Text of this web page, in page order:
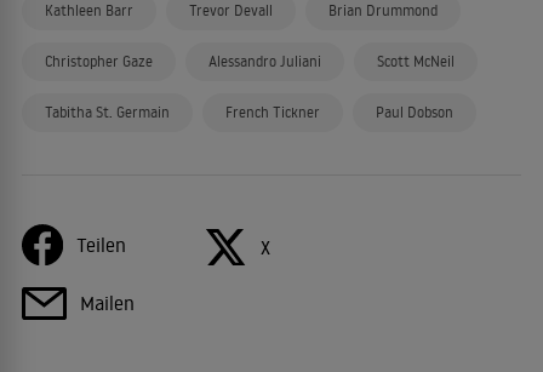
Kathleen Barr Trevor Devall Brian Drummond
Christopher Gaze Alessandro Juliani Scott McNeil
Tabitha St. Germain French Tickner Paul Dobson
Teilen X
Mailen